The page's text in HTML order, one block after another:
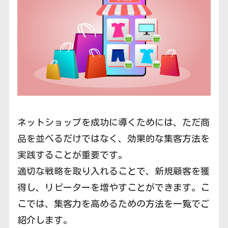
ネットショップを成功に導くためには、ただ商
品を並べるだけではなく、効果的な集客方法を
実践することが重要です。
適切な戦略を取り入れることで、新規顧客を獲
得し、リピーターを増やすことができます。こ
こでは、集客力を高めるための方法を一覧でご
紹介します。